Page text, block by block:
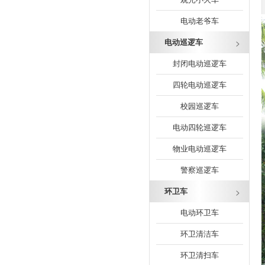
电动老爷车
电动巡逻车
封闭电动巡逻车
四轮电动巡逻车
校园巡逻车
电动四轮巡逻车
物业电动巡逻车
警察巡逻车
环卫车
电动环卫车
环卫清洁车
环卫清扫车